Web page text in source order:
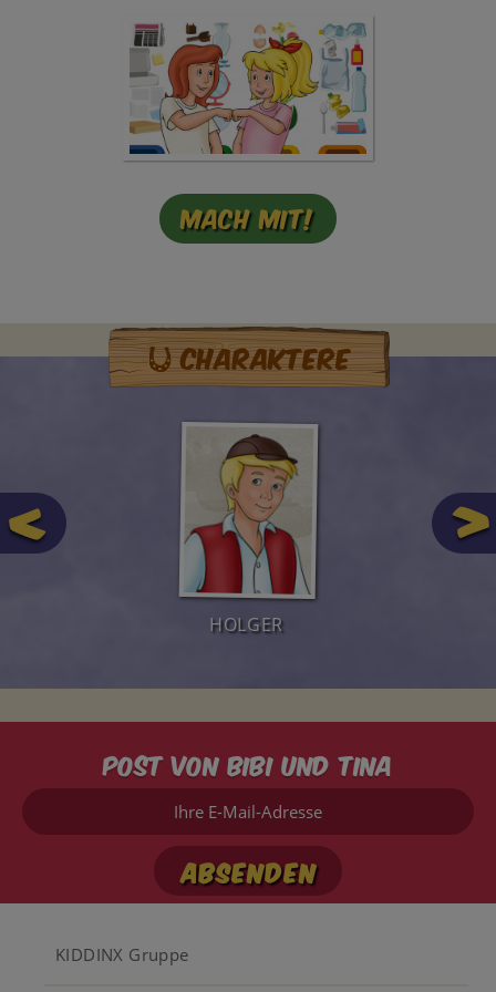
Mach mit!
Charaktere
HOLGER
Post von Bibi und Tina
Ihre
Mail-
Footer
KIDDINX Gruppe